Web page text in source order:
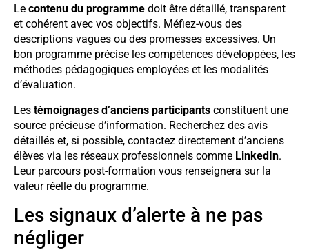
Le contenu du programme doit être détaillé, transparent
et cohérent avec vos objectifs. Méfiez-vous des
descriptions vagues ou des promesses excessives. Un
bon programme précise les compétences développées, les
méthodes pédagogiques employées et les modalités
d’évaluation.
Les témoignages d’anciens participants constituent une
source précieuse d’information. Recherchez des avis
détaillés et, si possible, contactez directement d’anciens
élèves via les réseaux professionnels comme LinkedIn.
Leur parcours post-formation vous renseignera sur la
valeur réelle du programme.
Les signaux d’alerte à ne pas
négliger